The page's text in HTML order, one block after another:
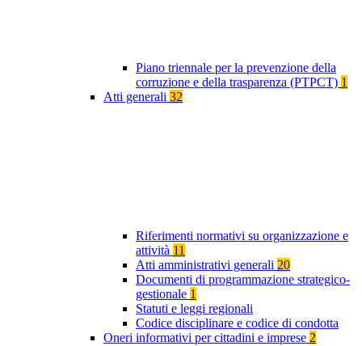
Piano triennale per la prevenzione della
corruzione e della trasparenza (PTPCT) 1
Atti generali 32
Riferimenti normativi su organizzazione e
attività 11
Atti amministrativi generali 20
Documenti di programmazione strategico-
gestionale 1
Statuti e leggi regionali
Codice disciplinare e codice di condotta
Oneri informativi per cittadini e imprese 2